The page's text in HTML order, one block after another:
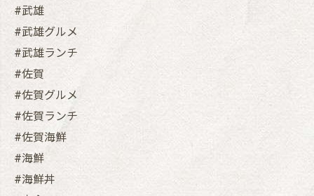
#武雄
#武雄グルメ
#武雄ランチ
#佐賀
#佐賀グルメ
#佐賀ランチ
#佐賀海鮮
#海鮮
#海鮮丼